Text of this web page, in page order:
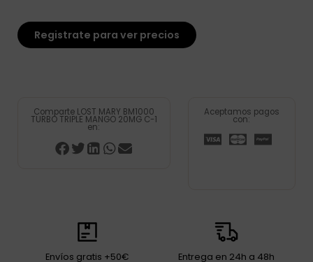
Registrate para ver precios
Comparte LOST MARY BM1000
TURBO TRIPLE MANGO 20MG C-1
en:
Aceptamos pagos
con:
Envíos gratis +50€ Entrega en 24h a 48h